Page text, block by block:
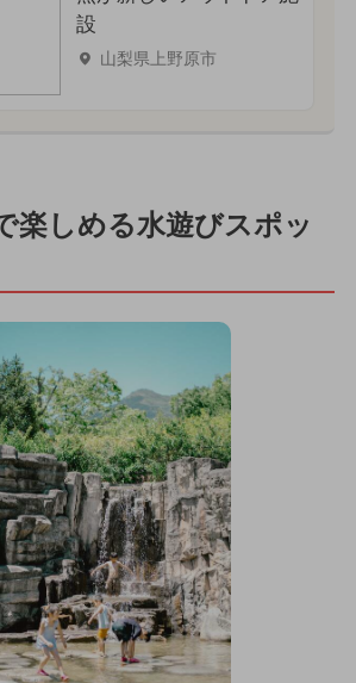
設
山梨県上野原市
楽しめる水遊びスポッ